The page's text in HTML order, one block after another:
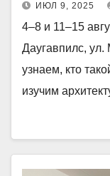
ИЮЛ 9, 2025
4–8 и 11–15
Даугавпилс,
узнаем, кто
изучим